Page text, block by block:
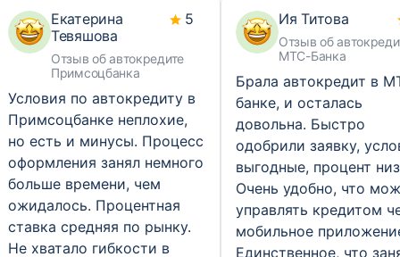
Екатерина
Тевяшова
Отзыв об автокредите
Примсоцбанка
5
Условия по автокредиту в
Примсоцбанке неплохие,
но есть и минусы. Процесс
оформления занял немного
больше времени, чем
ожидалось. Процентная
ставка средняя по рынку.
Не хватало гибкости в
Ия Титова
Отзыв об
МТС-Банка
Брала автокредит в
банке, и осталась
довольна. Быстро
одобрили заявку,
выгодные, процент
Очень удобно, что
управлять кредитом
мобильное
Единственное, что